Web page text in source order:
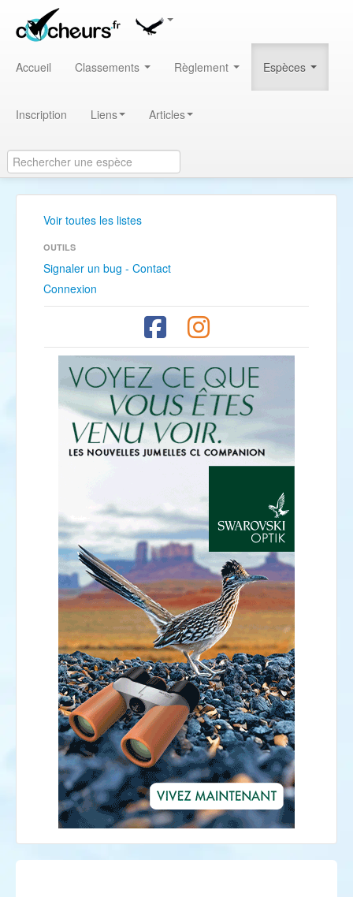
Accueil Classements Règlement Espèces
Inscription Liens Articles
Voir toutes les listes
OUTILS
Signaler un bug - Contact
Connexion